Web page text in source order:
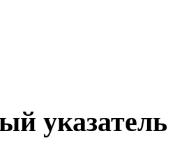
указатель